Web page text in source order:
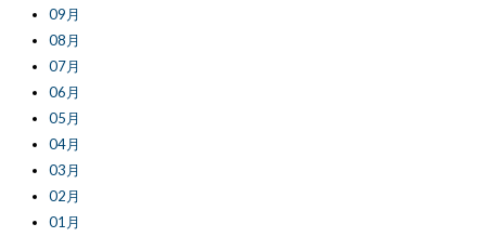
09月
08月
07月
06月
05月
04月
03月
02月
01月